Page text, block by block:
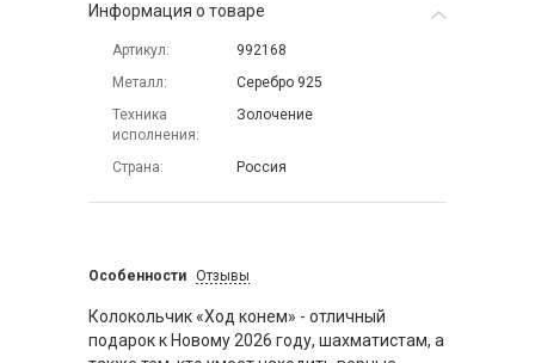
Информация о товаре
Артикул
992168
Металл
Серебро 925
Техника
исполнения
Золочение
Страна Россия
Особенности Отзывы
Колокольчик «Ход конем» - отличный
подарок к Новому 2026 году, шахматистам, а